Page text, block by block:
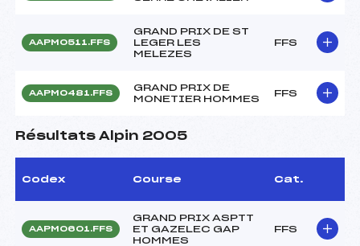
AAPM0511.FFS
GRAND PRIX DE ST
LEGER LES
MELEZES
FFS
AAPM0481.FFS
GRAND PRIX DE
MONETIER HOMMES
FFS
Résultats Alpin 2005
Codex Course Cat.
AAPM0601.FFS
GRAND PRIX ASPTT
ET GAZELEC GAP
HOMMES
FFS